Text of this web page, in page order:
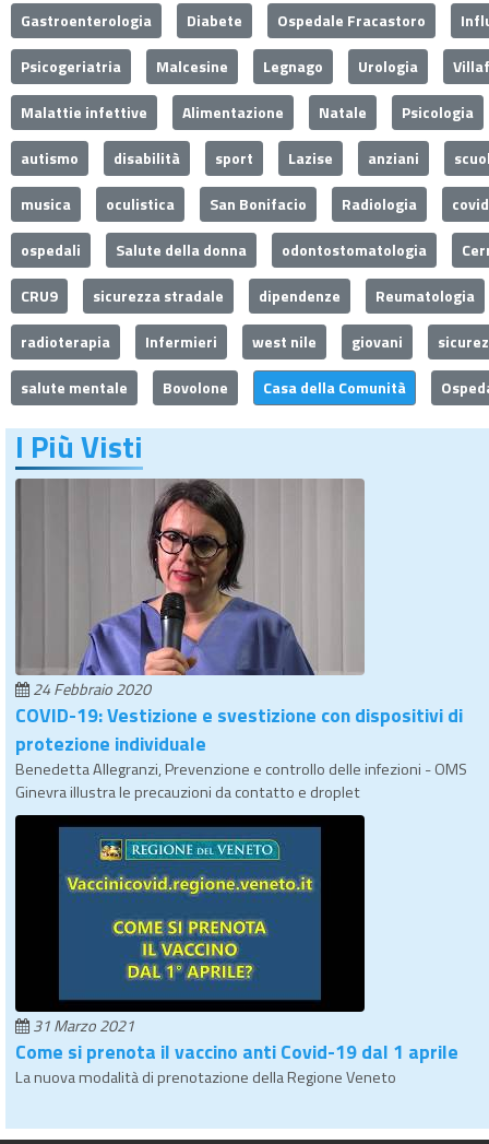
Gastroenterologia
Diabete Ospedale Fracastoro
Psicogeriatria
Malcesine Legnago Urologia
Malattie infettive
Alimentazione Natale
Psicologia
autismo
disabilità sport Lazise anziani
musica
oculistica San Bonifacio Radiologia
ospedali
Salute della donna odontostomatologia
CRU9
sicurezza stradale dipendenze
Reumatologia
radioterapia
Infermieri west nile giovani
salute mentale
Bovolone Casa della Comunità
I Più Visti
24 Febbraio 2020
COVID-19: Vestizione e svestizione con dispositivi di
protezione individuale
Benedetta Allegranzi, Prevenzione e controllo delle infezioni - OMS
Ginevra illustra le precauzioni da contatto e droplet
31 Marzo 2021
Come si prenota il vaccino anti Covid-19 dal 1 aprile
La nuova modalità di prenotazione della Regione Veneto